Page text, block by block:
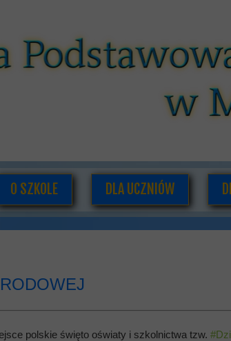
polskie święto oświaty i szkolnictwa tzw.
O SZKOLE
O NAS
DOKUMENTACJA SZKOLNA
DLA UCZNIÓW
PLAN LEKCJI I ZAJĘĆ